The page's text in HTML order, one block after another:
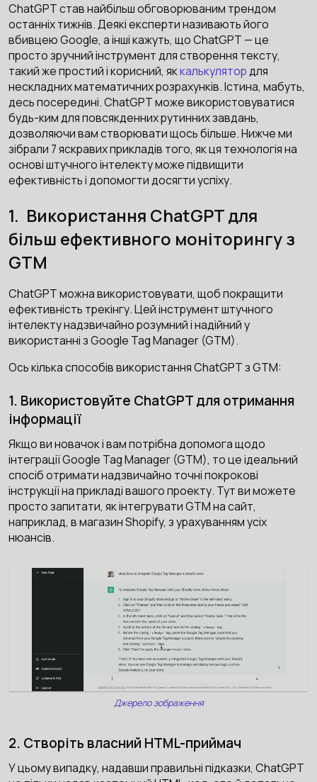
ChatGPT став найбільш обговорюваним трендом
останніх тижнів. Деякі експерти називають його
вбивцею Google, а інші кажуть, що ChatGPT — це
просто зручний інструмент для створення тексту,
такий же простий і корисний, яккалькулятордля
нескладних математичних розрахунків. Істина, мабуть,
десь посередині. ChatGPT може використовуватися
будь-ким для повсякденних рутинних завдань,
дозволяючи вам створювати щось більше. Нижче ми
зібрали 7 яскравих прикладів того, як ця технологія на
основі штучного інтелекту може підвищити
ефективність і допомогти досягти успіху.
1. Використання ChatGPT для
більш ефективного моніторингу з
GTM
ChatGPT можна використовувати, щоб покращити
ефективність трекінгу. Цей інструмент штучного
інтелекту надзвичайно розумний і надійний у
використанні з Google Tag Manager (GTM).
Ось кілька способів використання ChatGPT з GTM:
1. Використовуйте ChatGPT для отримання
інформації
Якщо ви новачок і вам потрібна допомога щодо
інтеграції Google Tag Manager (GTM), то це ідеальний
спосіб отримати надзвичайно точні покрокові
інструкції на прикладі вашого проекту. Тут ви можете
просто запитати, як інтегрувати GTM на сайт,
наприклад, в магазин Shopify, з урахуванням усіх
нюансів.
Джерело зображення
2. Створіть власний HTML-приймач
У цьому випадку, надавши правильні підказки, ChatGPT